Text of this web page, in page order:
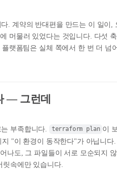
. 계약의 반대편을 만드는 이 일이,
머물러 있었다는 것입니다. 다섯 축
랫폼팀은 실체 쪽에서 한 번 더 넘
— 그런데
부족합니다. terraform plan 이
"이 환경이 동작한다"가 아닙니다.
나도, 그 파일들이 서로 모순되지 않
속에만 있습니다.